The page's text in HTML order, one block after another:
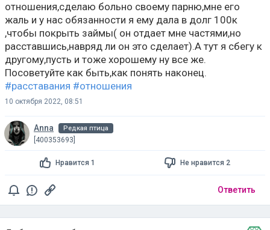
отношения,сделаю больно своему парню,мне его
жаль и у нас обязанности я ему дала в долг 100к
,чтобы покрыть займы( он отдает мне частями,но
расставшись,навряд ли он это сделает).А тут я сбегу к
другому,пусть и тоже хорошему ну все же.
Посоветуйте как быть,как понять наконец.
#расставания #отношения
10 октября 2022, 08:51
Anna Редкая птица
[400353693]
Нравится 1 Не нравится 2
Ответить